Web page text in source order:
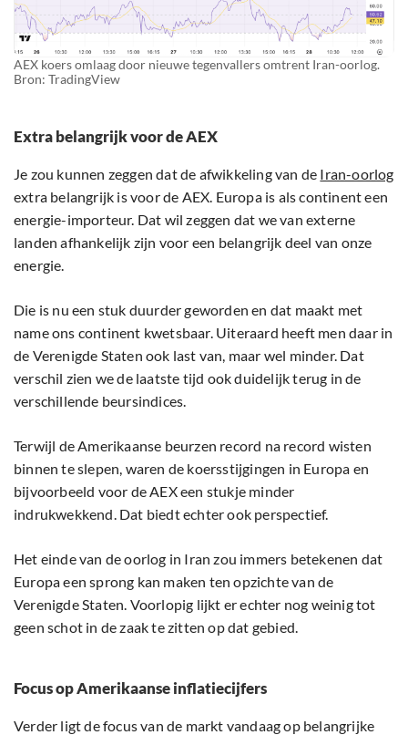
AEX koers omlaag door nieuwe tegenvallers omtrent Iran-oorlog.
Bron: TradingView
Extra belangrijk voor de AEX
Je zou kunnen zeggen dat de afwikkeling van de Iran-oorlog
extra belangrijk is voor de AEX. Europa is als continent een
energie-importeur. Dat wil zeggen dat we van externe
landen afhankelijk zijn voor een belangrijk deel van onze
energie.
Die is nu een stuk duurder geworden en dat maakt met
name ons continent kwetsbaar. Uiteraard heeft men daar in
de Verenigde Staten ook last van, maar wel minder. Dat
verschil zien we de laatste tijd ook duidelijk terug in de
verschillende beursindices.
Terwijl de Amerikaanse beurzen record na record wisten
binnen te slepen, waren de koersstijgingen in Europa en
bijvoorbeeld voor de AEX een stukje minder
indrukwekkend. Dat biedt echter ook perspectief.
Het einde van de oorlog in Iran zou immers betekenen dat
Europa een sprong kan maken ten opzichte van de
Verenigde Staten. Voorlopig lijkt er echter nog weinig tot
geen schot in de zaak te zitten op dat gebied.
Focus op Amerikaanse inflatiecijfers
Verder ligt de focus van de markt vandaag op belangrijke